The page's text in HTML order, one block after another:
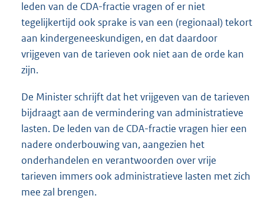
leden van de CDA-fractie vragen of er niet
tegelijkertijd ook sprake is van een (regionaal) tekort
aan kindergeneeskundigen, en dat daardoor
vrijgeven van de tarieven ook niet aan de orde kan
zijn.
De Minister schrijft dat het vrijgeven van de tarieven
bijdraagt aan de vermindering van administratieve
lasten. De leden van de CDA-fractie vragen hier een
nadere onderbouwing van, aangezien het
onderhandelen en verantwoorden over vrije
tarieven immers ook administratieve lasten met zich
mee zal brengen.